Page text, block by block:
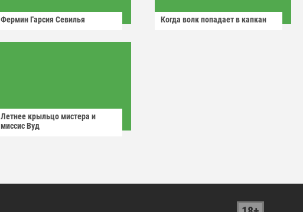
Фермин Гарсия Севилья Когда волк попадает в капкан
Летнее крыльцо мистера и
миссис Вуд